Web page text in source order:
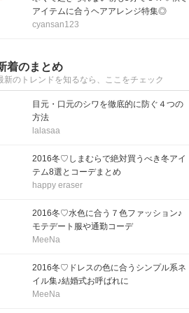
アイテムに合うヘアアレンジ特集◎
cyansan123
着のまとめ
新のトレンドを知るなら、ここをチェック
目元・口元のシワを徹底的に防ぐ４つの
方法
lalasaa
2016冬♡しまむらで絶対買うべき冬アイ
テム8選とコーデまとめ
happy eraser
2016冬♡水色に合う７色ファッション♪
モテデート服や通勤コーデ
MeeNa
2016冬♡ドレスの色に合うシンプル系ネ
イル集♪結婚式お呼ばれに
MeeNa